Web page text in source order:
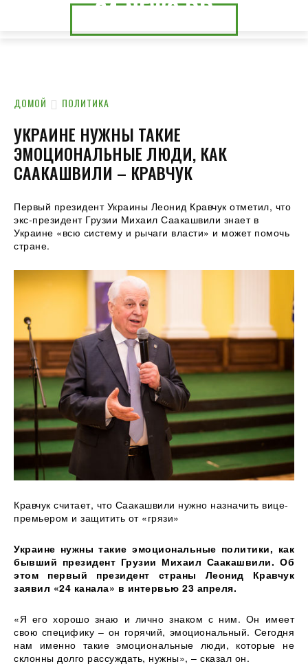
24.NEWS.CK
24.NEWS.DP
ДОМОЙ ПОЛИТИКА
УКРАИНЕ НУЖНЫ ТАКИЕ
ЭМОЦИОНАЛЬНЫЕ ЛЮДИ, КАК
СААКАШВИЛИ – КРАВЧУК
Первый президент Украины Леонид Кравчук отметил, что
экс-президент Грузии Михаил Саакашвили знает в
Украине «всю систему и рычаги власти» и может помочь
стране.
Кравчук считает, что Саакашвили нужно назначить вице-
премьером и защитить от «грязи»
Украине нужны такие эмоциональные политики, как
бывший президент Грузии Михаил Саакашвили. Об
этом первый президент страны Леонид Кравчук
заявил «24 канала» в интервью 23 апреля.
«Я его хорошо знаю и лично знаком с ним. Он имеет
свою специфику – он горячий, эмоциональный. Сегодня
нам именно такие эмоциональные люди, которые не
склонны долго рассуждать, нужны», – сказал он.